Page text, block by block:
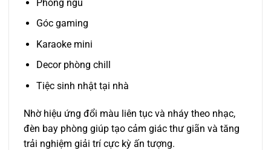
Phòng ngủ
Góc gaming
Karaoke mini
Decor phòng chill
Tiệc sinh nhật tại nhà
Nhờ hiệu ứng đổi màu liên tục và nháy theo nhạc,
đèn bay phòng giúp tạo cảm giác thư giãn và tăng
trải nghiệm giải trí cực kỳ ấn tượng.